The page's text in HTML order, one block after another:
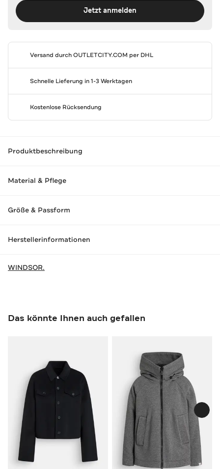
Jetzt anmelden
Versand durchOUTLETCITY.COM per DHL
Schnelle Lieferung in 1-3 Werktagen
Kostenlose Rücksendung
Produktbeschreibung
Material & Pflege
Größe & Passform
Herstellerinformationen
WINDSOR.
Das könnte Ihnen auch gefallen